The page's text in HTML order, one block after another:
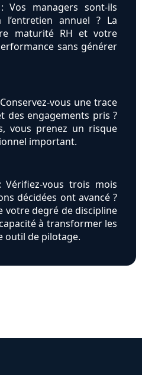
Vos managers sont-ils
annuel ? La
maturité RH et votre
sans générer
vous une trace
des engagements pris ?
vous prenez un risque
important.
Vérifiez-vous trois mois
décidées ont avancé ?
votre degré de discipline
à transformer les
outil de pilotage.